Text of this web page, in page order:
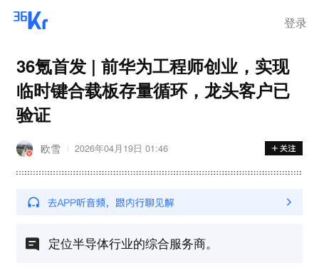
登录
36氪首发 | 前华为工程师创业，实现
临时键合载板存量循环，龙头客户已
验证
欧雪 2026年04月19日 01:46
定位半导体行业的综合服务商。